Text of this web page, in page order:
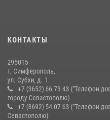
10 июля 2026, 15:10
КОНТАКТЫ
295015
г. Симферополь,
ул. Субхи, д. 1
+7 (3652) 66 73 43 ("Телефон
городу Севастополю)
+7 (8692) 54 07 63 ("Телефон
Севастополю)